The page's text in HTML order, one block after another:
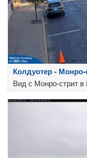
Колдуотер - Монро-
Вид с Монро-стрит